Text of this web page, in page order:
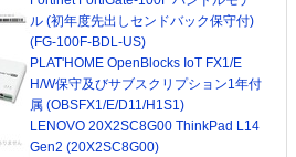
ル (初年度先出しセンドバック保守付)
(FG-100F-BDL-US)
PLAT'HOME OpenBlocks IoT FX1/E
H/W保守及びサブスクリプション1年付
属 (OBSFX1/E/D11/H1S1)
LENOVO 20X2SC8G00 ThinkPad L14
Gen2 (20X2SC8G00)